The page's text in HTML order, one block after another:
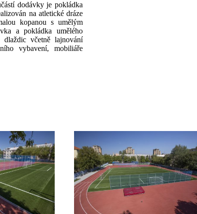
dodávky je pokládka
na atletické dráze
kopanou s umělým
a pokládka umělého
dlaždic včetně lajnování
vybavení, mobiliáře